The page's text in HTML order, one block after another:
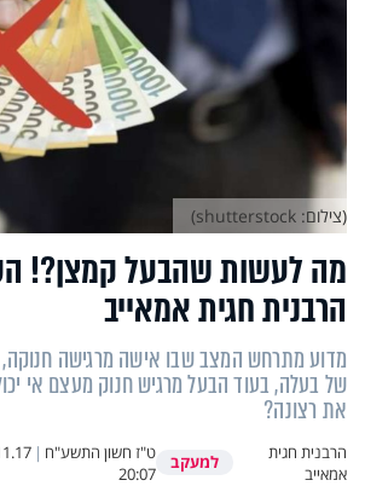
מה לעשות שהבעל קמצן?!
הרבנית חגית אמאייב
מדוע מתרחש המצב שבו אישה מרגישה
של בעלה, בעוד הבעל מרגיש חנוק מעצם אי
את רצונה?
הרבנית חגית
אמאייב
למעקב ט"ז חשון התשע"ח |
20:07
(צילום: shutterstock)